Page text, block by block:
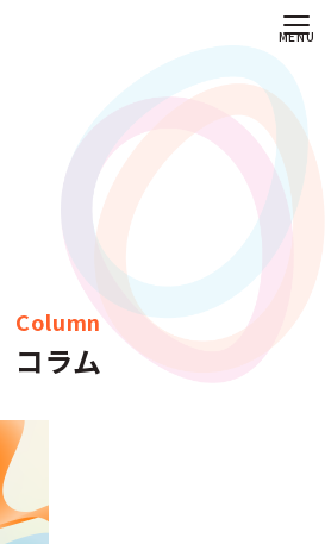
Column
コラム